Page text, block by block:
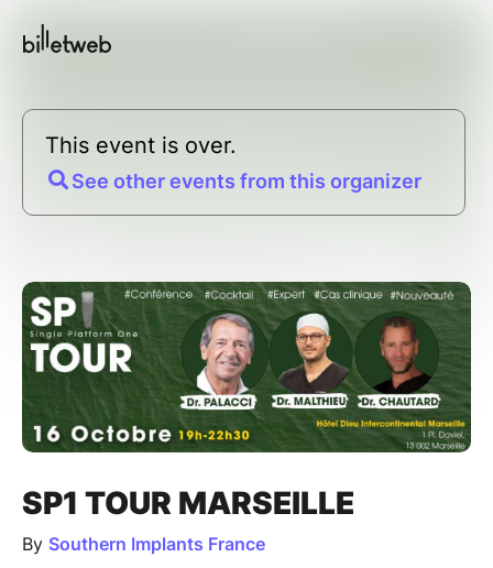
This event is over.
See other events from this organizer
SP1 TOUR MARSEILLE
By Southern Implants France